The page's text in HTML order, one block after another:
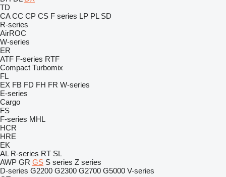
TD
CA CC CP CS F series LP PL SD
R-series
AirROC
W-series
ER
ATF F-series RTF
Compact Turbomix
FL
EX FB FD FH FR W-series
E-series
Cargo
FS
F-series MHL
HCR
HRE
EK
AL R-series RT SL
AWP GR GS S series Z series
D-series G2200 G2300 G2700 G5000 V-series